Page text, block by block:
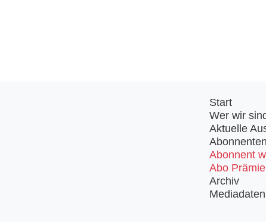
Start
Wer wir
Aktuelle
Abonnent
Abo
Archiv
Mediadaten